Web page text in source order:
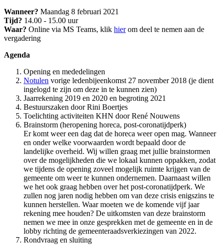
Wanneer? Maandag 8 februari 2021
Tijd? 14.00 - 15.00 uur
Waar? Online via MS Teams, klik hierom deel te nemen aan de
vergadering
Agenda
Opening en mededelingen
Notulen vorige ledenbijeenkomst 27 november 2018 (je dient
ingelogd te zijn om deze in te kunnen zien)
Jaarrekening 2019 en 2020 en begroting 2021
Bestuurszaken door Rini Boertjes
Toelichting activiteiten KHN door René Nouwens
Brainstorm (heropening horeca, post-coronatijdperk)
Er komt weer een dag dat de horeca weer open mag. Wanneer
en onder welke voorwaarden wordt bepaald door de
landelijke overheid. Wij willen graag met jullie brainstormen
over de mogelijkheden die we lokaal kunnen oppakken, zodat
we tijdens de opening zoveel mogelijk ruimte krijgen van de
gemeente om weer te kunnen ondernemen. Daarnaast willen
we het ook graag hebben over het post-coronatijdperk. We
zullen nog jaren nodig hebben om van deze crisis enigszins te
kunnen herstellen. Waar moeten we de komende vijf jaar
rekening mee houden? De uitkomsten van deze brainstorm
nemen we mee in onze gesprekken met de gemeente en in de
lobby richting de gemeenteraadsverkiezingen van 2022.
Rondvraag en sluiting